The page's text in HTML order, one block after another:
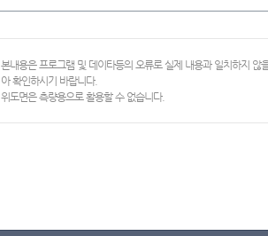
본내용은 프로그램 및 데이타등의 오류로 실제 내용과 일치하지
아 확인하시기 바랍니다.
위도면은 측량용으로 활용할 수 없습니다.